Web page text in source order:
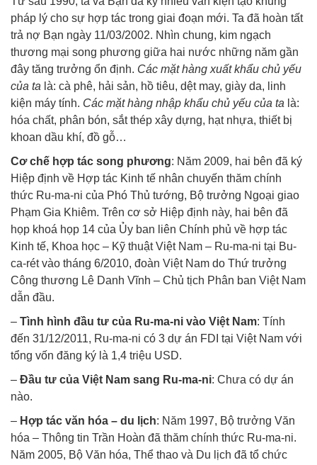
pháp lý cho sự hợp tác trong giai đoạn mới. Ta đã hoàn tất
trả nợ Bạn ngày 11/03/2002. Nhìn chung, kim ngạch
thương mại song phương giữa hai nước những năm gần
đây tăng trưởng ổn định. Các mặt hàng xuất khẩu chủ yếu
của ta là: cà phê, hải sản, hồ tiêu, dệt may, giày da, linh
kiện máy tính. Các mặt hàng nhập khẩu chủ yếu của ta là:
hóa chất, phân bón, sắt thép xây dựng, hạt nhựa, thiết bị
khoan dầu khí, đồ gỗ…
Cơ chế hợp tác song phương: Năm 2009, hai bên đã ký
Hiệp định về Hợp tác Kinh tế nhân chuyến thăm chính
thức Ru-ma-ni của Phó Thủ tướng, Bộ trưởng Ngoại giao
Phạm Gia Khiêm. Trên cơ sở Hiệp định này, hai bên đã
họp khoá họp 14 của Ủy ban liên Chính phủ về hợp tác
Kinh tế, Khoa học – Kỹ thuật Việt Nam – Ru-ma-ni tại Bu-
ca-rét vào tháng 6/2010, đoàn Việt Nam do Thứ trưởng
Công thương Lê Danh Vĩnh – Chủ tịch Phân ban Việt Nam
dẫn đầu.
– Tình hình đầu tư của Ru-ma-ni vào Việt Nam: Tính
đến 31/12/2011, Ru-ma-ni có 3 dự án FDI tại Việt Nam với
tổng vốn đăng ký là 1,4 triệu USD.
– Đầu tư của Việt Nam sang Ru-ma-ni: Chưa có dự án
nào.
– Hợp tác văn hóa – du lịch: Năm 1997, Bộ trưởng Văn
hóa – Thông tin Trần Hoàn đã thăm chính thức Ru-ma-ni.
Năm 2005, Bộ Văn hóa, Thể thao và Du lịch đã tổ chức